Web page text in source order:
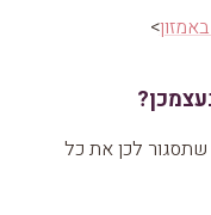
>
שתסגור לכן את כל